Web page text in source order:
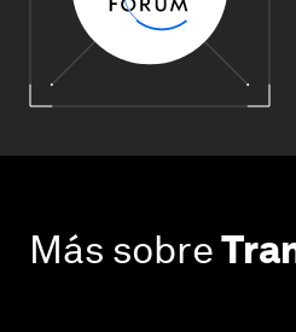
Más sobre